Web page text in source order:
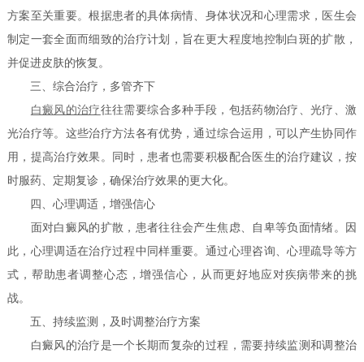
方案至关重要。根据患者的具体病情、身体状况和心理需求，医生会
制定一套全面而细致的治疗计划，旨在更大程度地控制白斑的扩散，
并促进皮肤的恢复。
三、综合治疗，多管齐下
白癜风的治疗往往需要综合多种手段，包括药物治疗、光疗、激
光治疗等。这些治疗方法各有优势，通过综合运用，可以产生协同作
用，提高治疗效果。同时，患者也需要积极配合医生的治疗建议，按
时服药、定期复诊，确保治疗效果的更大化。
四、心理调适，增强信心
面对白癜风的扩散，患者往往会产生焦虑、自卑等负面情绪。因
此，心理调适在治疗过程中同样重要。通过心理咨询、心理疏导等方
式，帮助患者调整心态，增强信心，从而更好地应对疾病带来的挑
战。
五、持续监测，及时调整治疗方案
白癜风的治疗是一个长期而复杂的过程，需要持续监测和调整治